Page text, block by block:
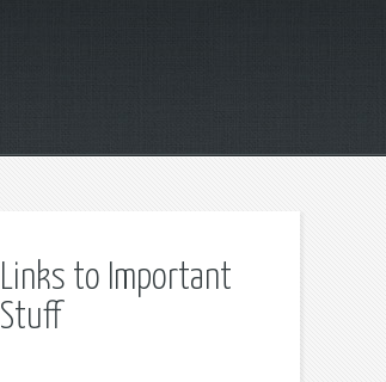
Links to Important
Stuff